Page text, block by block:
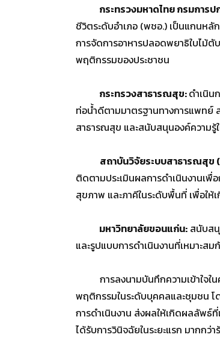
กระทรวงมหาดไทย กรมการ
ชีวิตระดับอำเภอ (พชอ.) เป็นแกนห
การจัดการอาหารปลอดพยาธิใบไม้
พฤติกรรมของประชาชน
กระทรวงสาธารณสุข:ดำเนิน
ท่อน้ำดีตามมาตรฐานทางการแพทย์
สาธารณสุข และสนับสนุนองค์ความ
สถาบันวิจัยระบบสาธารณสุข
ติดตามประเมินผลการดำเนินงานเ
สุขภาพ และภาคีในระดับพื้นที่ เพื่อให้
มหาวิทยาลัยขอนแก่น: สนับส
และรูปแบบการดำเนินงานที่เหมาะส
การลงนามบันทึกความเข้าใจในค
พฤติกรรมในระดับบุคคลและชุมชน โ
การดำเนินงาน ส่งผลให้เกิดผลลัพธ์
ได้รับการวินิจฉัยในระยะแรก มากกว่